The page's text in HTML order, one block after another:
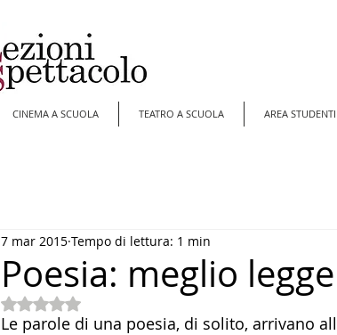
CINEMA A SCUOLA TEATRO A SCUOLA AREA STUDENTI
Poesia: meglio
7 mar 2015 Tempo di lettura: 1 min
Valutazione NaN stelle su 5.
Le parole di una poesia, di solito, arrivano